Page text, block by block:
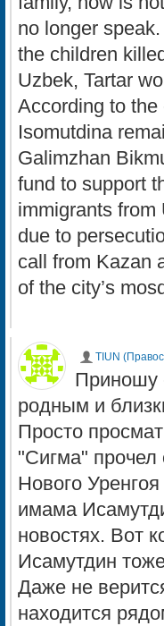
no longer
the children
Uzbek, Tartar
According to
Isomutdina
Galimzhan
fund to support
immigrants from
due to
call from Kazan
of the city’s
TIUN
Приношу
родным и
Просто
"Сигма"
Нового
имама
новостях. Вот
Исамутдин
Даже не
находится